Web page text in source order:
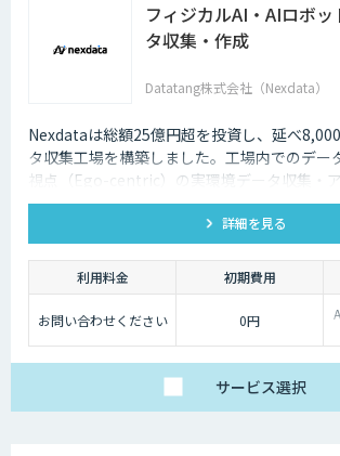
フィジカルAI・AIロボ
タ収集・作成
Datatang株式会社（Nexdata）
Nexdataは総額25億円超を投資し、延べ
タ収集工場を構築しました。工場内でのデー
視点（Ego-centric）の実環境データ収集・
ら、環境認識・意思決定・動作制御に対応し
トまで、フィジカルAI開発を加速させる包括
ーションを提供いたします。
詳細を見る
利用料金 初期費用
お問い合わせください 0円
サービス選択